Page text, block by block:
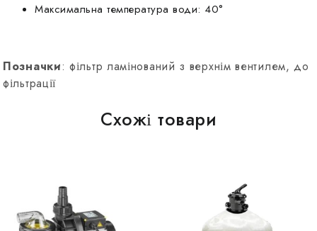
Максимальна температура води: 40°
Позначки: фільтр ламінований з верхнім вентилем, до
фільтрації
Схожі товари